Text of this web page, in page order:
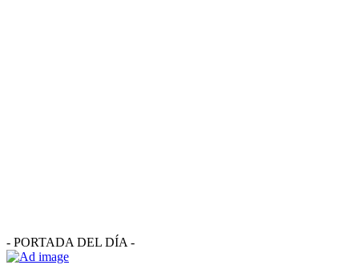
- PORTADA DEL DÍA -